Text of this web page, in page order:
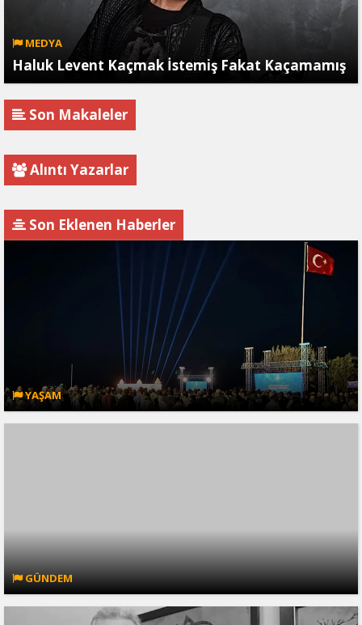
MEDYA
Haluk Levent Kaçmak İstemiş Fakat Kaçamamış
Son Makaleler
Alıntı Yazarlar
Son Eklenen Haberler
YAŞAM
GÜNDEM